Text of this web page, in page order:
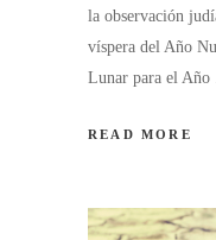
la observación
víspera del Año
Lunar para el Año
READ MORE